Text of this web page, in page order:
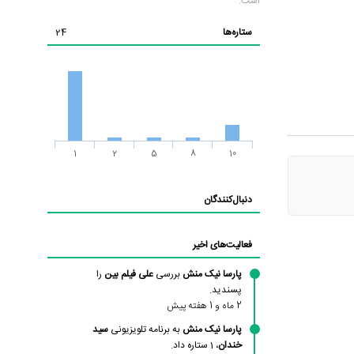
ستاره‌ها
24
1 2 5 8 10
دنبال‌کنندگان
فعالیت‌های اخیر
پارسا نیک منش بررسی علی فیلم بین را
پسندید.
2 ماه و 1 هفته پیش
پارسا نیک منش به برنامه تلویزیونی سید
خندان، 1 ستاره داد.